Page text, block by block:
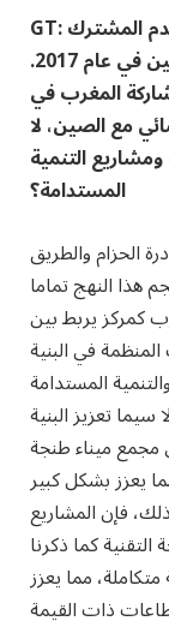
GT: وقعت الصين والمغرب مذكرة تفاهم للتقدم المشترك
لمبادرة الحزام والطريق التي اقترحتها الصين في عام 2017.
المغرب في
مع الصين، لا
ومشاريع التنمية
المستدامة؟
الحزام والطريق
هذا النهج تماما
كمركز يربط بين
في البنية
تعزيز البنية
مجمع ميناء طنجة
يعزز بشكل كبير
فإن المشاريع
كما ذكرنا
مما يعزز
ذات القيمة